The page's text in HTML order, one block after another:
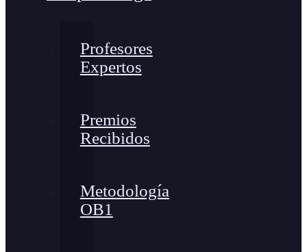
Profesores
Expertos
Premios
Recibidos
Metodología
OB1